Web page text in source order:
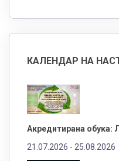
КАЛЕНДАР НА
Акредитирана
21.07.2026 - 25.08.2026